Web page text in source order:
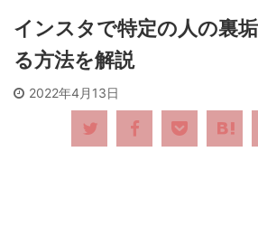
インスタで特定の人の裏
る方法を解説
2022年4月13日